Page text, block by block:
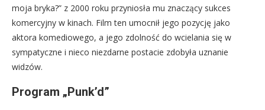
moja bryka?” z 2000 roku przyniosła mu znaczący sukces
komercyjny w kinach. Film ten umocnił jego pozycję jako
aktora komediowego, a jego zdolność do wcielania się w
sympatyczne i nieco niezdarne postacie zdobyła uznanie
widzów.
Program „Punk’d”